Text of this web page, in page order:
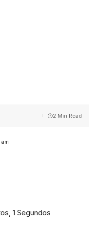
2 Min Read
1 Segundos